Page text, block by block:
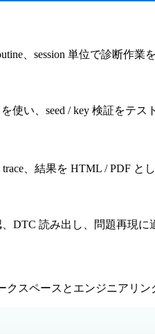
、session 単位で診断作業
使い、seed / key 検証をテス
trace、結果を HTML / PDF と
DTC 読み出し、問題再現に
クスペースとエンジニアリン